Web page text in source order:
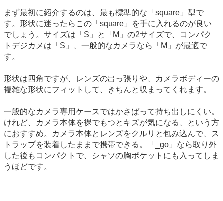
まず最初に紹介するのは、最も標準的な「square」型で
す。形状に迷ったらこの「square」を手に入れるのが良い
でしょう。サイズは「S」と「M」の2サイズで、コンパク
トデジカメは「S」、一般的なカメラなら「M」が最適で
す。
形状は四角ですが、レンズの出っ張りや、カメラボディーの
複雑な形状にフィットして、きちんと収まってくれます。
一般的なカメラ専用ケースではかさばって持ち出しにくい。
けれど、カメラ本体を裸でもつとキズが気になる、という方
におすすめ。カメラ本体とレンズをクルリと包み込んで、ス
トラップを装着したままで携帯できる。「_go」なら取り外
した後もコンパクトで、シャツの胸ポケットにも入ってしま
うほどです。